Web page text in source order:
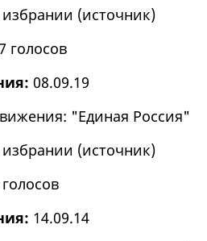
(источник)
голосов
08.09.19
"Единая Россия"
(источник)
14.09.14